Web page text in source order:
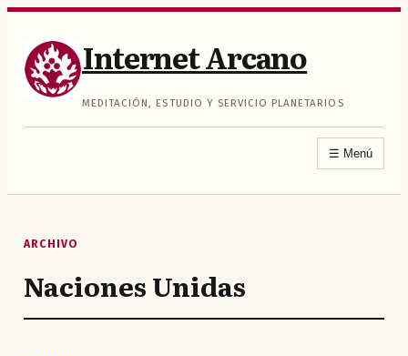
Saltar
contenido Internet Arcano
MEDITACIÓN, ESTUDIO Y SERVICIO PLANETARIOS
☰ Menú
ARCHIVO
Naciones Unidas